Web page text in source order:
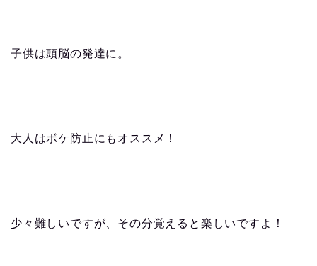
子供は頭脳の発達に。
大人はボケ防止にもオススメ！
少々難しいですが、その分覚えると楽しいですよ！